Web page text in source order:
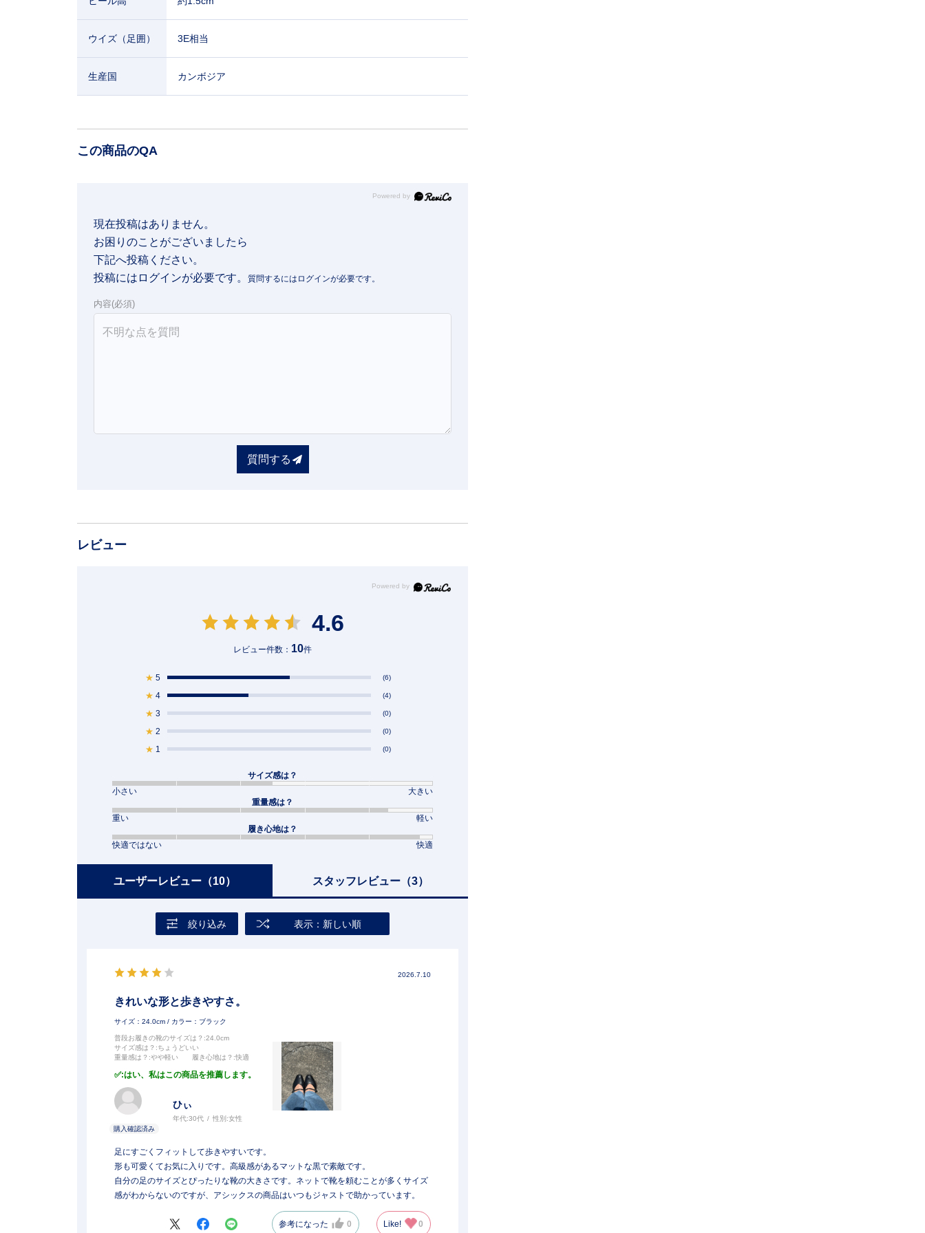
ウイズ（足囲） 3E相当
生産国 カンボジア
この商品のQA
Powered by
現在投稿はありません。
お困りのことがございましたら
下記へ投稿ください。
投稿にはログインが必要です。
内容(必須)
質問する
レビュー
4.6
レビュー件数： 10件
★ 5 (6)
★ 4 (4)
★ 3 (0)
★ 2 (0)
★ 1 (0)
サイズ感は？
小さい
大きい
重量感は？
重い
軽い
履き心地は？
快適ではない
快適
ユーザーレビュー （10） スタッフレビュー（3）
絞り込み 表示：新しい順
2026.7.10
きれいな形と歩きやすさ。
サイズ：24.0cm / カラー：ブラック
普段お履きの靴のサイズは？ :24.0cm
サイズ感は？ :ちょうどいい
重量感は？ :やや軽い 履き心地は？ :快適
:はい、私はこの商品を推薦します。
ひぃ
年代:30代 性別:女性
足にすごくフィットして歩きやすいです。
形も可愛くてお気に入りです。高級感があるマットな黒で素敵です。
自分の足のサイズとぴったりな靴の大きさです。ネットで靴を頼むことが多くサイズ
感がわからないのですが、アシックスの商品はいつもジャストで助かっています。
参考になった 0 Like! 0